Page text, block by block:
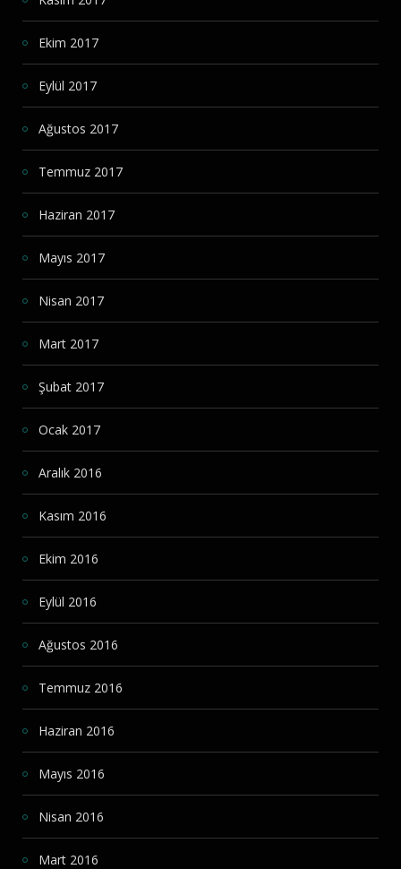
Ekim 2017
Eylül 2017
Ağustos 2017
Temmuz 2017
Haziran 2017
Mayıs 2017
Nisan 2017
Mart 2017
Şubat 2017
Ocak 2017
Aralık 2016
Kasım 2016
Ekim 2016
Eylül 2016
Ağustos 2016
Temmuz 2016
Haziran 2016
Mayıs 2016
Nisan 2016
Mart 2016